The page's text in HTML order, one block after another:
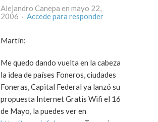
Alejandro Canepa en mayo 22,
2006 · Accede para responder
Martín:
Me quedo dando vuelta en la cabeza
la idea de países Foneros, ciudades
Foneras, Capital Federal ya lanzó su
propuesta Internet Gratis Wifi el 16
de Mayo, la puedes ver en